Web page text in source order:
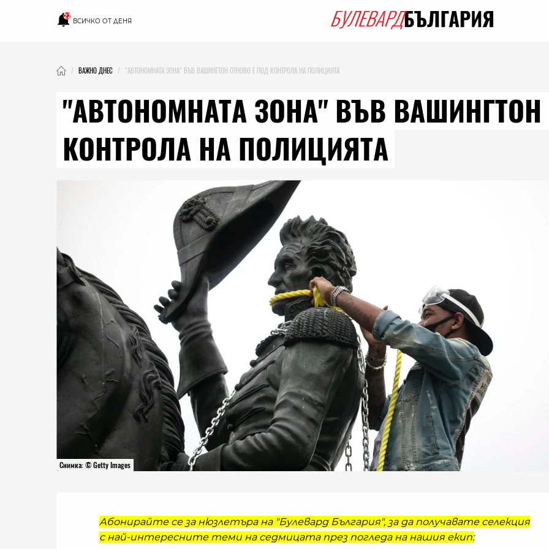
22
ВСИЧКО ОТ ДЕНЯ
ВАЖНО ДНЕС "АВТОНОМНАТА ЗОНА" ВЪВ ВАШИНГТОН ОТНОВО Е ПОД КОНТРОЛА НА ПОЛИЦИЯТА
"АВТОНОМНАТА ЗОНА" ВЪВ
КОНТРОЛА НА ПОЛИЦИЯТА
Снимка: © Getty Images
Абонирайте се за нюзлетъра на "Булевард България", за да получавате селекция
с най-интересните теми на седмицата през погледа на нашия екип: